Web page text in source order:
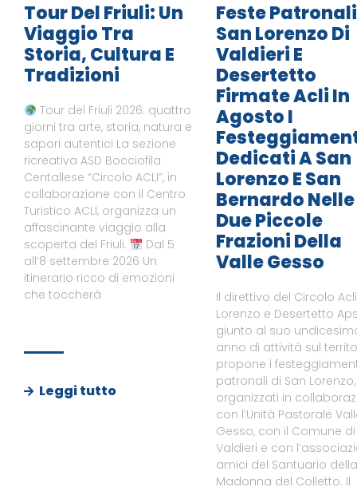
Tour Del Friuli: Un
Viaggio Tra
Storia, Cultura E
Tradizioni
Tour del Friuli 2026: quattro
giorni tra arte, storia, natura e
sapori autentici La sezione
ricreativa ASD Bocciofila
Centallese “Circolo ACLI”, in
collaborazione con il Centro
Turistico ACLI, organizza un
affascinante viaggio alla
scoperta del Friuli.
Dal 5
all’8 settembre 2026 Un
itinerario ricco di emozioni
che toccherà
Leggi tutto
Feste
San Lorenzo Di
Valdieri E
Desertetto
Firmate Acli In
Agosto I
Dedicati A San
Lorenzo E San
Bernardo Nelle
Due Piccole
Frazioni Della
Valle Gesso
Il direttivo del Circolo
Lorenzo e Desertetto
giunto al suo
anno di attività sul
propone i
patronali di San Lorenzo,
organizzati in
con l’Unità Pastorale
Gesso, con il Comune di
Valdieri e con
amici del Santuario della
Madonna del Colletto. Il